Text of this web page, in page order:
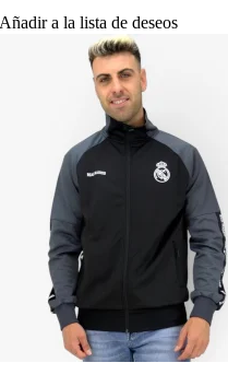
tiene
pueden
elegir
página
de
producto
Añadir a la lista de deseos